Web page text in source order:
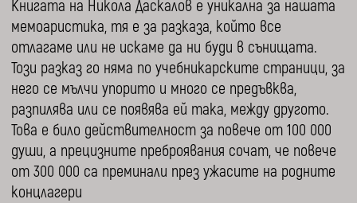
Книгата на Никола Даскалов е уникална за нашата
мемоаристика, тя е за разказа, който все
отлагаме или не искаме да ни буди в сънищата.
Този разказ го няма по учебникарските страници, за
него се мълчи упорито и много се предъвква,
разпилява или се появява ей така, между другото.
Това е било действителност за повече от 100 000
души, а прецизните преброявания сочат, че повече
от 300 000 са преминали през ужасите на родните
концлагери